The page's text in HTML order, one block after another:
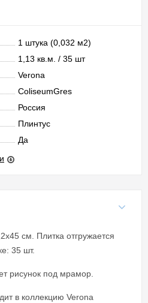
1 штука (0,032 м2)
1,13 кв.м. / 35 шт
Verona
ColiseumGres
Россия
Плинтус
Да
см. Плитка отгружается
35 шт.
рисунок под мрамор.
в коллекцию Verona